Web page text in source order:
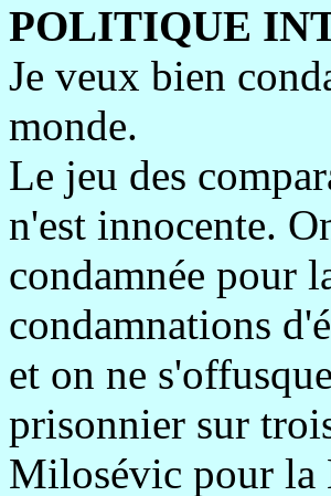
POLITIQUE
Je veux bien
monde.
Le jeu des
n'est innocente.
condamnée pour
condamnations
et on ne
prisonnier sur
Milosévic pour la